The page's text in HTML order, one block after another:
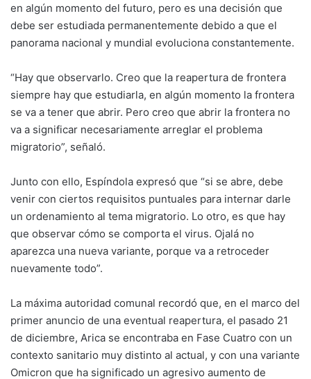
en algún momento del futuro, pero es una decisión que
debe ser estudiada permanentemente debido a que el
panorama nacional y mundial evoluciona constantemente.
“Hay que observarlo. Creo que la reapertura de frontera
siempre hay que estudiarla, en algún momento la frontera
se va a tener que abrir. Pero creo que abrir la frontera no
va a significar necesariamente arreglar el problema
migratorio”, señaló.
Junto con ello, Espíndola expresó que “si se abre, debe
venir con ciertos requisitos puntuales para internar darle
un ordenamiento al tema migratorio. Lo otro, es que hay
que observar cómo se comporta el virus. Ojalá no
aparezca una nueva variante, porque va a retroceder
nuevamente todo”.
La máxima autoridad comunal recordó que, en el marco del
primer anuncio de una eventual reapertura, el pasado 21
de diciembre, Arica se encontraba en Fase Cuatro con un
contexto sanitario muy distinto al actual, y con una variante
Omicron que ha significado un agresivo aumento de